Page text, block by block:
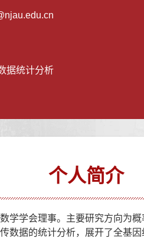
据统计分析
个人简介
学学会理事。主要研究方向为
数据的统计分析，展开了全基